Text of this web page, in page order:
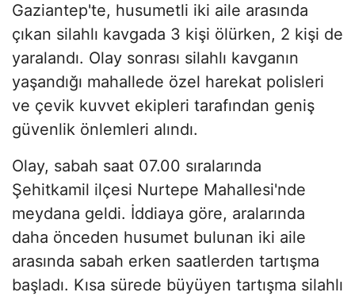
Gaziantep'te, husumetli iki aile arasında
çıkan silahlı kavgada 3 kişi ölürken, 2 kişi de
yaralandı. Olay sonrası silahlı kavganın
yaşandığı mahallede özel harekat polisleri
ve çevik kuvvet ekipleri tarafından geniş
güvenlik önlemleri alındı.
Olay, sabah saat 07.00 sıralarında
Şehitkamil ilçesi Nurtepe Mahallesi'nde
meydana geldi. İddiaya göre, aralarında
daha önceden husumet bulunan iki aile
arasında sabah erken saatlerden tartışma
başladı. Kısa sürede büyüyen tartışma silahlı